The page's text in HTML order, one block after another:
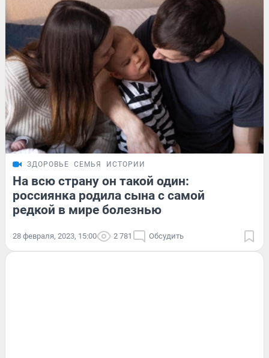
ЗДОРОВЬЕ СЕМЬЯ ИСТОРИИ
На всю страну он такой один:
россиянка родила сына с самой
редкой в мире болезнью
28 февраля, 2023, 15:00 2 781 Обсудить